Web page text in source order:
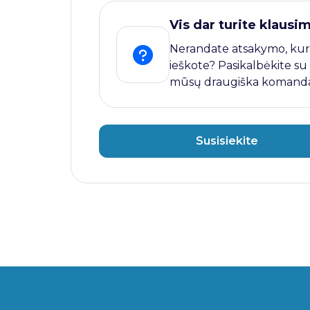
Vis dar turite
Nerandate atsakymo,
ieškote? Pasikalbėkite su
mūsų draugiška
Susisiekite